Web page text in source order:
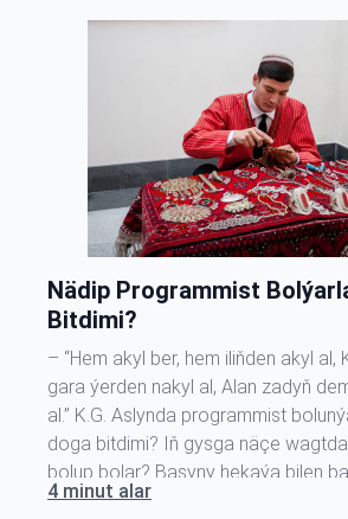
Nädip Programmist
Bitdimi?
– “Hem akyl ber, hem iliňden akyl al,
gara ýerden nakyl al, Alan zadyň
al.” K.G. Aslynda programmist
doga bitdimi? Iň gysga näçe
bolup bolar? Başyny hekaýa bilen
mysalynda programmist hünärine
4 minut alar